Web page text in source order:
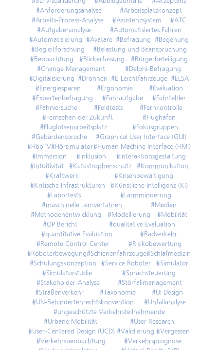
#Anforderungsanalyse
#Arbeitsplatzkonzept
#Arbeits-Prozess-Analyse
#Assistenzsystem
#ATC
#Aufgabenanalyse
#Automatisiertes Fahren
#Automatisierung #Avatare #Befragung #Begehung
#Begleitforschung
#Belastung und Beanspruchung
#Beobachtung
#Blickerfassung
#Bürgerbeteiligung
#Change Management
#Delphi-Befragung
#Digitalisierung #Drohnen #E-Leichtfahrzeuge #ELSA
#Energiesparen
#Ergonomie
#Evaluation
#Expertenbefragung
#Fahraufgabe
#Fahrfehler
#Fahrversuche
#Feldtests
#Fernkontrolle
#Fernsehen der Zukunft
#Flughafen
#Fluglotsenarbeitsplatz
#Fokusgruppen
#Gebärdensprache
#Graphical User Interface (GUI)
#HbbTV#Hörsimulator#Human Machine Interface (HMI)
#Immersion
#Inklusion
#Interaktionsgestaltung
#Intuitivität
#Katastrophenschutz
#Kommunikation
#Kraftwerk
#Krisenbewältigung
#Kritische Infrastrukturen
#Künstliche Intelligenz (KI)
#Labortests
#Lärmminderung
#maschinelle Lernverfahren
#Medien
#Methodenentwicklung
#Modellierung
#Mobilität
#OP Bericht
#qualitative Evaluation
#quantitative Evaluation
#Radverkehr
#Remote Control Center
#Risikobewertung
#Roboterbewegung#Schienenfahrzeuge#Schlafmedizin
#Schulungskonzeption
#Service Roboter
#Simulator
#Simulatorstudie
#Sprachsteuerung
#Stakeholder-Analyse
#Störfallmanagement
#Straßenverkehr
#Taxonomie
#UI Design
#UN-Behindertenrechtskonvention
#Unfallanalyse
#ungeschützte Verkehrsteilnehmende
#Urbane Mobilität
#User Research
#User-Centered Design (UCD) #Validierung #Vergessen
#Verkehrsbeobachtung
#Verkehrsprognose